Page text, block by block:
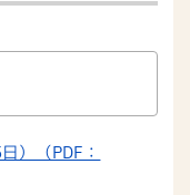
）（PDF：